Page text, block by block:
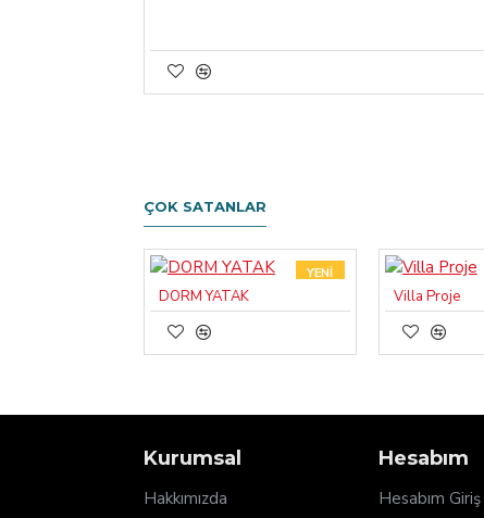
ÇOK SATANLAR
YENI
DORM YATAK Villa Proje
Kurumsal
Hakkımızda
Hesabım
Hesabım Giriş